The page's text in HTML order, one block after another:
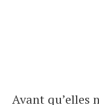
Avant qu’elles